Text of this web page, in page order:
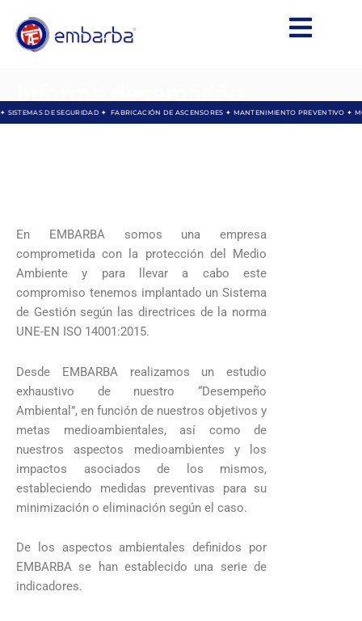
Informe desempeño
ambiental 2023
✦ SISTEMAS DE SEGURIDAD ✦FABRICACIÓN DE ASCENSORES ✦ MANTENIMIENTO PREVENTIVO
En EMBARBA somos una empresa
comprometida con la protección del Medio
Ambiente y para llevar a cabo este
compromiso tenemos implantado un Sistema
de Gestión según las directrices de la norma
UNE-EN ISO 14001:2015.
Desde EMBARBA realizamos un estudio
exhaustivo de nuestro “Desempeño
Ambiental”, en función de nuestros objetivos y
metas medioambientales, así como de
nuestros aspectos medioambientes y los
impactos asociados de los mismos,
estableciendo medidas preventivas para su
minimización o eliminación según el caso.
De los aspectos ambientales definidos por
EMBARBA se han establecido una serie de
indicadores.